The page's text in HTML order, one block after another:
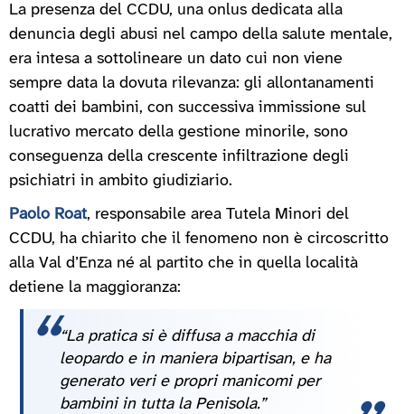
La presenza del CCDU, una onlus dedicata alla
denuncia degli abusi nel campo della salute mentale,
era intesa a sottolineare un dato cui non viene
sempre data la dovuta rilevanza: gli allontanamenti
coatti dei bambini, con successiva immissione sul
lucrativo mercato della gestione minorile, sono
conseguenza della crescente infiltrazione degli
psichiatri in ambito giudiziario.
Paolo Roat, responsabile area Tutela Minori del
CCDU, ha chiarito che il fenomeno non è circoscritto
alla Val d’Enza né al partito che in quella località
detiene la maggioranza:
“La pratica si è diffusa a macchia di
leopardo e in maniera bipartisan, e ha
generato veri e propri manicomi per
bambini in tutta la Penisola.”